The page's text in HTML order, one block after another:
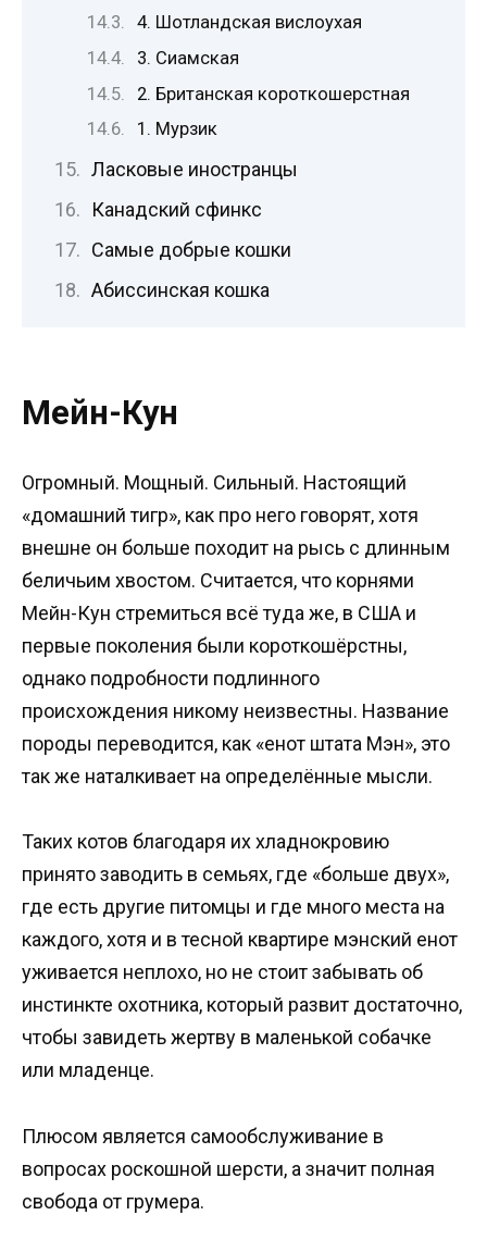
4. Шотландская вислоухая
3. Сиамская
2. Британская короткошерстная
1. Мурзик
Ласковые иностранцы
Канадский сфинкс
Самые добрые кошки
Абиссинская кошка
Мейн-Кун
Огромный. Мощный. Сильный. Настоящий
«домашний тигр», как про него говорят, хотя
внешне он больше походит на рысь с длинным
беличьим хвостом. Считается, что корнями
Мейн-Кун стремиться всё туда же, в США и
первые поколения были короткошёрстны,
однако подробности подлинного
происхождения никому неизвестны. Название
породы переводится, как «енот штата Мэн», это
так же наталкивает на определённые мысли.
Таких котов благодаря их хладнокровию
принято заводить в семьях, где «больше двух»,
где есть другие питомцы и где много места на
каждого, хотя и в тесной квартире мэнский енот
уживается неплохо, но не стоит забывать об
инстинкте охотника, который развит достаточно,
чтобы завидеть жертву в маленькой собачке
или младенце.
Плюсом является самообслуживание в
вопросах роскошной шерсти, а значит полная
свобода от грумера.